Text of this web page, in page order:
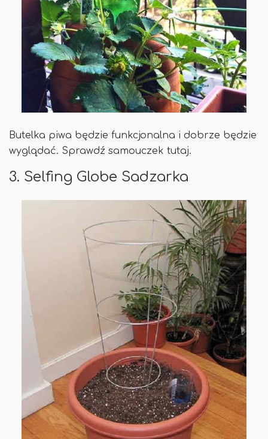
Butelka piwa będzie funkcjonalna i dobrze będzie
wyglądać. Sprawdź samouczek tutaj.
3. Selfing Globe Sadzarka